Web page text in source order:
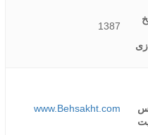
1387
www.Behsakht.com